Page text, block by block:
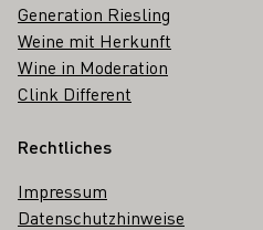
Generation Riesling
Weine mit Herkunft
Wine in Moderation
Clink Different
Rechtliches
Impressum
Datenschutzhinweise